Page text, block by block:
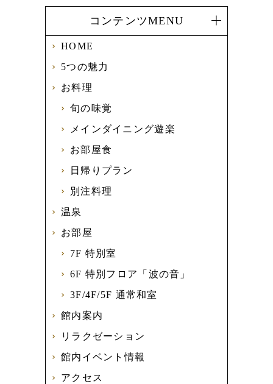
コンテンツMENU
HOME
5つの魅力
お料理
旬の味覚
メインダイニング遊楽
お部屋食
日帰りプラン
別注料理
温泉
お部屋
7F 特別室
6F 特別フロア「波の音」
3F/4F/5F 通常和室
館内案内
リラクゼーション
館内イベント情報
アクセス